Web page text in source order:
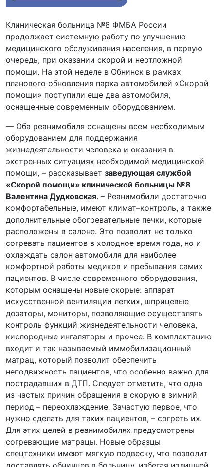
Клиническая больница №8 ФМБА России
продолжает системную работу по улучшению
медицинского обслуживания населения, в первую
очередь, при оказании скорой и неотложной
помощи. На этой неделе в Обнинск в рамках
планового обновления парка автомобилей «Скорой
помощи» поступили еще два автомобиля,
оснащенные современным оборудованием.
— Оба реанимобиля оснащены всем необходимым
оборудованием для поддержания
жизнедеятельности человека и оказания в
экстренных ситуациях необходимой медицинской
помощи, – рассказывает заведующая службой
«Скорой помощи» клинической больницы №8
Валентина Дудковская. – Реанимобили достаточно
комфортабельные, имеют климат–контроль, а также
дополнительные обогревательные печки, которые
расположены в салоне. Это позволит не только
согревать пациентов в холодное время года, но и
охлаждать салон автомобиля для наиболее
комфортной работы медиков и пребывания самих
пациентов. В числе современного оборудования,
которым оснащены новые скорые: аппарат
искусственной вентиляции легких, шприцевые
дозаторы, мониторы, позволяющие осуществлять
контроль функций жизнедеятельности человека,
кислородные ингаляторы и прочее. В комплектацию
входит и так называемый иммобилизационный
матрац, который позволит обеспечить
неподвижность пациентов, что особенно важно для
пострадавших в ДТП. Следует отметить, что одна
из частых причин обращения в скорую в зимний
период – переохлаждение. Зачастую первое, что
нужно сделать для таких пациентов, – согреть их.
Для этих целей в реанимобилях предусмотрены
согревающие матрацы. Новые образцы
спецтехники имеют мягкую подвеску, что позволит
доставлять обнинцев в больницу, избегая излишней